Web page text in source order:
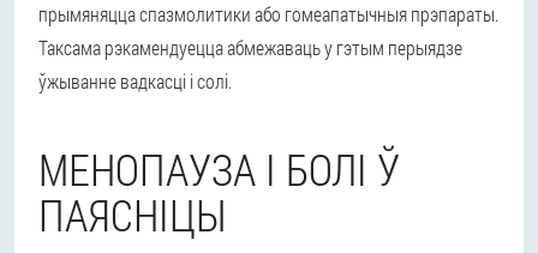
прымяняцца спазмолитики або гомеапатычныя прэпараты.
Таксама рэкамендуецца абмежаваць у гэтым перыядзе
ўжыванне вадкасці і солі.
МЕНОПАУЗА І БОЛІ Ў
ПАЯСНІЦЫ